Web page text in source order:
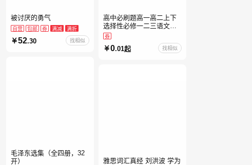
被讨厌的勇气
自营 包邮 券 满减 满折
52.30 找相似
高中必刷题高一高二上下
选择性必修一二三语文数
学英语物理化学生物政治
历史地理人教版同步练习
册狂k重点教辅资料
券
0.01起 找相似
毛泽东选集（全四册，32
开）
雅思词汇真经 刘洪波 学为